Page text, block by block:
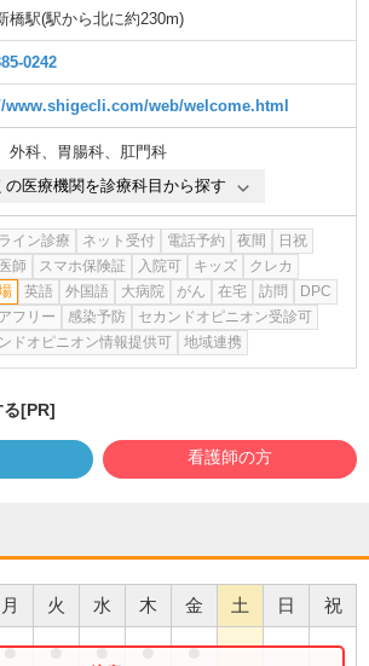
橋駅(駅から北に約230m)
0242
www.shigecli.com/web/welcome.html
外科、 胃腸科、 肛門科
の医療機関を診療科目から探す
イン診療 ネット受付 電話予約 夜間
日祝
師
スマホ保険証 入院可 キッズ
クレカ
英語 外国語 大病院 がん 在宅 訪問
DPC
フリー
感染予防
セカンドオピニオン受診可
ドオピニオン情報提供可
地域連携
[PR]
看護師の方
月 火 水 木 金 土 日 祝
● ● ● ● ●